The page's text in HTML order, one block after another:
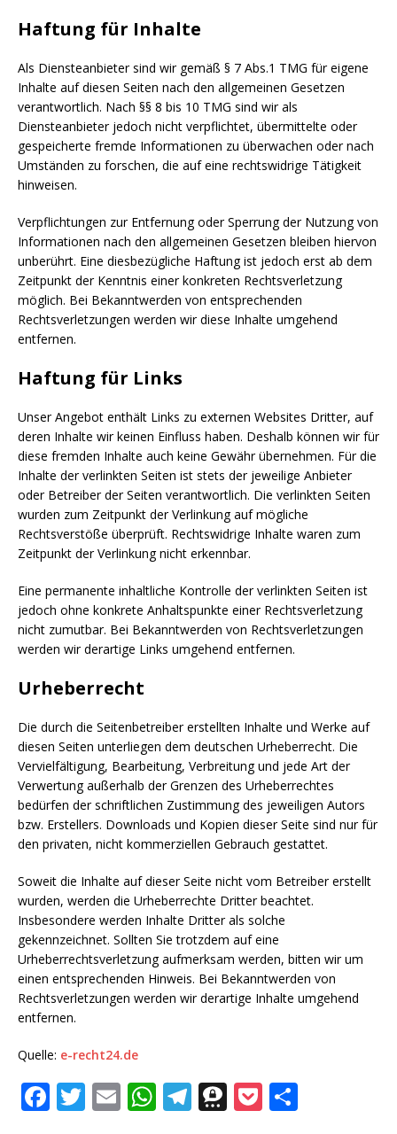
Haftung für Inhalte
Als Diensteanbieter sind wir gemäß § 7 Abs.1 TMG für eigene
Inhalte auf diesen Seiten nach den allgemeinen Gesetzen
verantwortlich. Nach §§ 8 bis 10 TMG sind wir als
Diensteanbieter jedoch nicht verpflichtet, übermittelte oder
gespeicherte fremde Informationen zu überwachen oder nach
Umständen zu forschen, die auf eine rechtswidrige Tätigkeit
hinweisen.
Verpflichtungen zur Entfernung oder Sperrung der Nutzung von
Informationen nach den allgemeinen Gesetzen bleiben hiervon
unberührt. Eine diesbezügliche Haftung ist jedoch erst ab dem
Zeitpunkt der Kenntnis einer konkreten Rechtsverletzung
möglich. Bei Bekanntwerden von entsprechenden
Rechtsverletzungen werden wir diese Inhalte umgehend
entfernen.
Haftung für Links
Unser Angebot enthält Links zu externen Websites Dritter, auf
deren Inhalte wir keinen Einfluss haben. Deshalb können wir für
diese fremden Inhalte auch keine Gewähr übernehmen. Für die
Inhalte der verlinkten Seiten ist stets der jeweilige Anbieter
oder Betreiber der Seiten verantwortlich. Die verlinkten Seiten
wurden zum Zeitpunkt der Verlinkung auf mögliche
Rechtsverstöße überprüft. Rechtswidrige Inhalte waren zum
Zeitpunkt der Verlinkung nicht erkennbar.
Eine permanente inhaltliche Kontrolle der verlinkten Seiten ist
jedoch ohne konkrete Anhaltspunkte einer Rechtsverletzung
nicht zumutbar. Bei Bekanntwerden von Rechtsverletzungen
werden wir derartige Links umgehend entfernen.
Urheberrecht
Die durch die Seitenbetreiber erstellten Inhalte und Werke auf
diesen Seiten unterliegen dem deutschen Urheberrecht. Die
Vervielfältigung, Bearbeitung, Verbreitung und jede Art der
Verwertung außerhalb der Grenzen des Urheberrechtes
bedürfen der schriftlichen Zustimmung des jeweiligen Autors
bzw. Erstellers. Downloads und Kopien dieser Seite sind nur für
den privaten, nicht kommerziellen Gebrauch gestattet.
Soweit die Inhalte auf dieser Seite nicht vom Betreiber erstellt
wurden, werden die Urheberrechte Dritter beachtet.
Insbesondere werden Inhalte Dritter als solche
gekennzeichnet. Sollten Sie trotzdem auf eine
Urheberrechtsverletzung aufmerksam werden, bitten wir um
einen entsprechenden Hinweis. Bei Bekanntwerden von
Rechtsverletzungen werden wir derartige Inhalte umgehend
entfernen.
Quelle: e-recht24.de
F T E W T T P